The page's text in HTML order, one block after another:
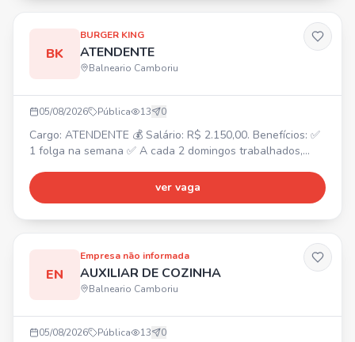
BK
BURGER KING
ATENDENTE
Balneario Camboriu
05/08/2026 Pública 13 0
Cargo: ATENDENTE 💰 Salário: R$ 2.150,00. Benefícios: ✅
1 folga na semana ✅ A cada 2 domingos trabalhados,
Farmácia São João ✅ Gympass ✅ Convênio com SESC ✅
Refeição no local ✅ VT caso deseje ✅ Hora extra paga
ver vaga
EN
Empresa não informada
AUXILIAR DE COZINHA
Balneario Camboriu
05/08/2026 Pública 13 0